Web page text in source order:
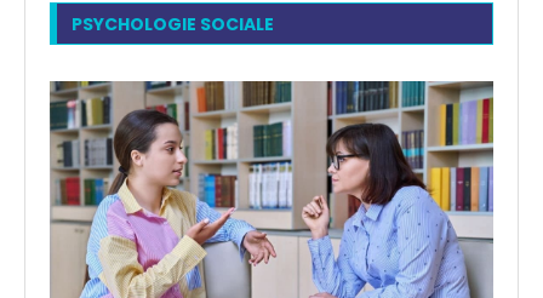
PSYCHOLOGIE SOCIALE